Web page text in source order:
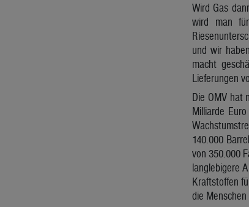
Wird Gas
wird man
und wir
macht
Lieferungen
Die OMV hat
Milliarde
140.000
von 350.000
langlebigere
Kraftstoffen
die